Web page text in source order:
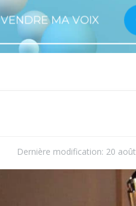
VENDRE MA VOIX
Dernière modification: 20